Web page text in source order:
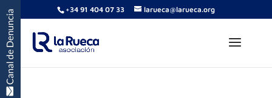
+34 91 404 07 33 larueca@larueca.org